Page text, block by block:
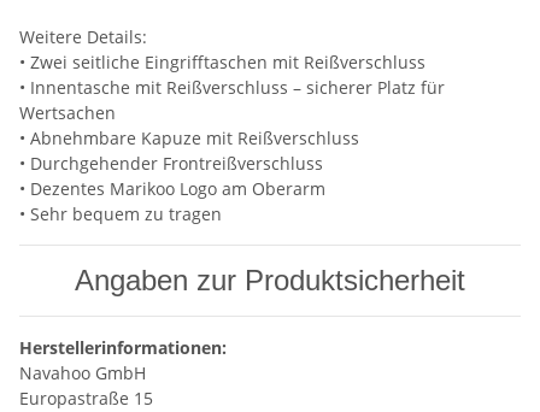
Weitere Details:
• Zwei seitliche Eingrifftaschen mit Reißverschluss
• Innentasche mit Reißverschluss – sicherer Platz für
Wertsachen
• Abnehmbare Kapuze mit Reißverschluss
• Durchgehender Frontreißverschluss
• Dezentes Marikoo Logo am Oberarm
• Sehr bequem zu tragen
Angaben zur Produktsicherheit
Herstellerinformationen:
Navahoo GmbH
Europastraße 15